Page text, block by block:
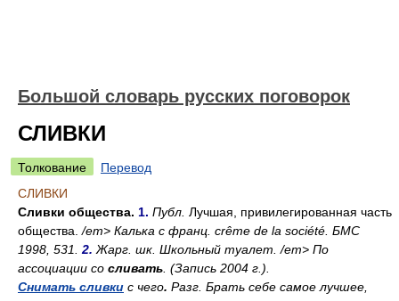
Большой словарь русских поговорок
СЛИВКИ
Толкование
Перевод
СЛИВКИ
Сливки общества. 1. Публ. Лучшая, привилегированная часть
общества./em> Калька с франц. crêmе de la société. БМС
1998, 531. 2. Жарг. шк. Школьный туалет./em> По
ассоциации со сливать . (Запись 2004 г.).
Снимать сливки с чего. Разг. Брать себе самое лучшее,